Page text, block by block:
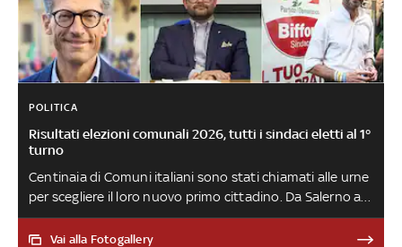
POLITICA
Risultati elezioni comunali 2026, tutti i sindaci eletti al 1°
turno
Centinaia di Comuni italiani sono stati chiamati alle urne
per scegliere il loro nuovo primo cittadino. Da Salerno a
Venezia e da Reggio Calabria a Pistoia, ecco chi sono gli
eletti al primo turno
Vai alla Fotogallery